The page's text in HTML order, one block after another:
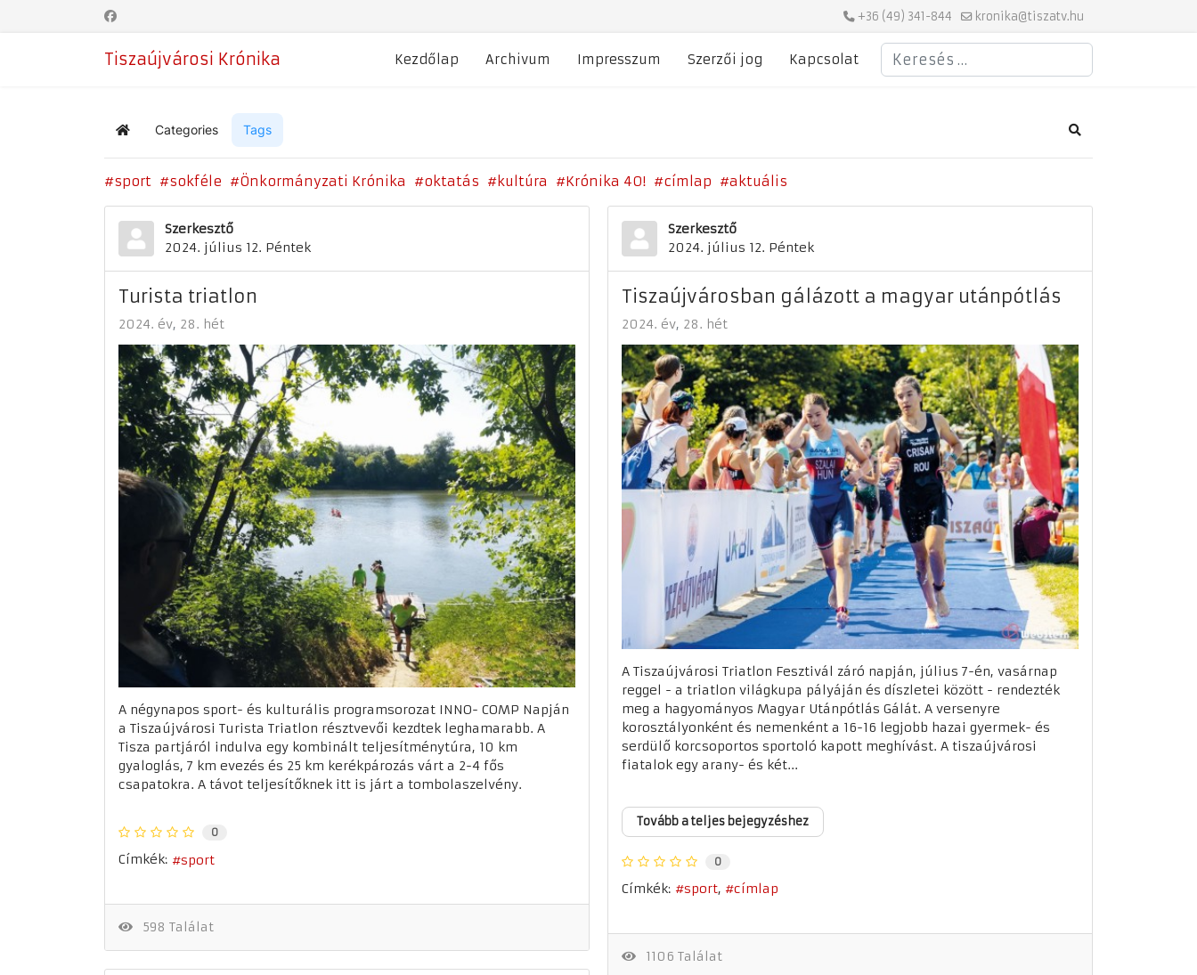
+36 (49) 341-844 kronika@tiszatv.hu
Tiszaújvárosi Krónika Kezdőlap Archivum Impresszum Szerzői jog Kapcsolat
Keresés
Home Categories Tags Search
sport sokféle Önkormányzati Krónika oktatás kultúra Krónika 40! címlap aktuális
Szerkesztő
2024. július 12. Péntek
Turista triatlon
2024. év 28. hét
A négynapos sport- és kulturális programsorozat INNO- COMP Napján
a Tiszaújvárosi Turista Triatlon résztvevői kezdtek leghamarabb. A
Tisza partjáról indulva egy kombinált teljesítménytúra, 10 km
gyaloglás, 7 km evezés és 25 km kerékpározás várt a 2-4 fős
csapatokra. A távot teljesítőknek itt is járt a tombolaszelvény.
0
Címkék: sport
598 Találat
Szerkesztő
2024. július 12. Péntek
Tiszaújvárosban gálázott a magyar utánpótlás
2024. év 28. hét
A Tiszaújvárosi Triatlon Fesztivál záró napján, július 7-én, vasárnap
reggel - a triatlon világkupa pályáján és díszletei között - rendezték
meg a hagyományos Magyar Utánpótlás Gálát. A versenyre
korosztályonként és nemenként a 16-16 legjobb hazai gyermek- és
serdülő korcsoportos sportoló kapott meghívást. A tiszaújvárosi
fiatalok egy arany- és két...
Tovább a teljes bejegyzéshez
0
Címkék: sport címlap
1106 Találat